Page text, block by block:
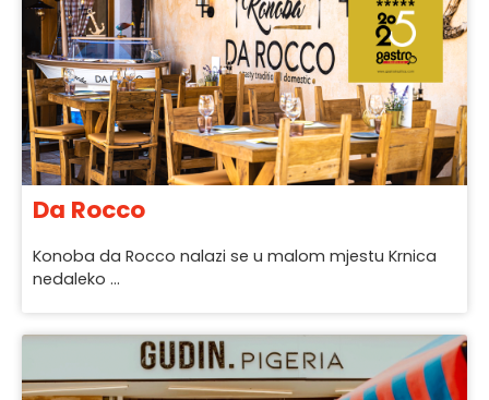
Da Rocco
Konoba da Rocco nalazi se u malom mjestu Krnica
nedaleko ...